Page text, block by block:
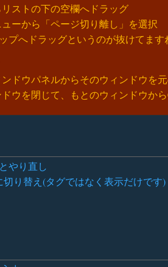
ストの下の空欄へドラッグ
ーから「ページ切り離し」を選択
プへドラッグというのが抜けてます
ドウパネルからそのウィンドウを
ウを閉じて、もとのウィンドウか
やり直し
り替え(タグではなく表示だけです)